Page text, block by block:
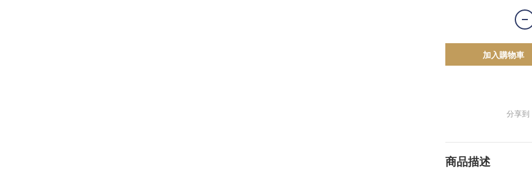
加入購物車
分享到
商品描述